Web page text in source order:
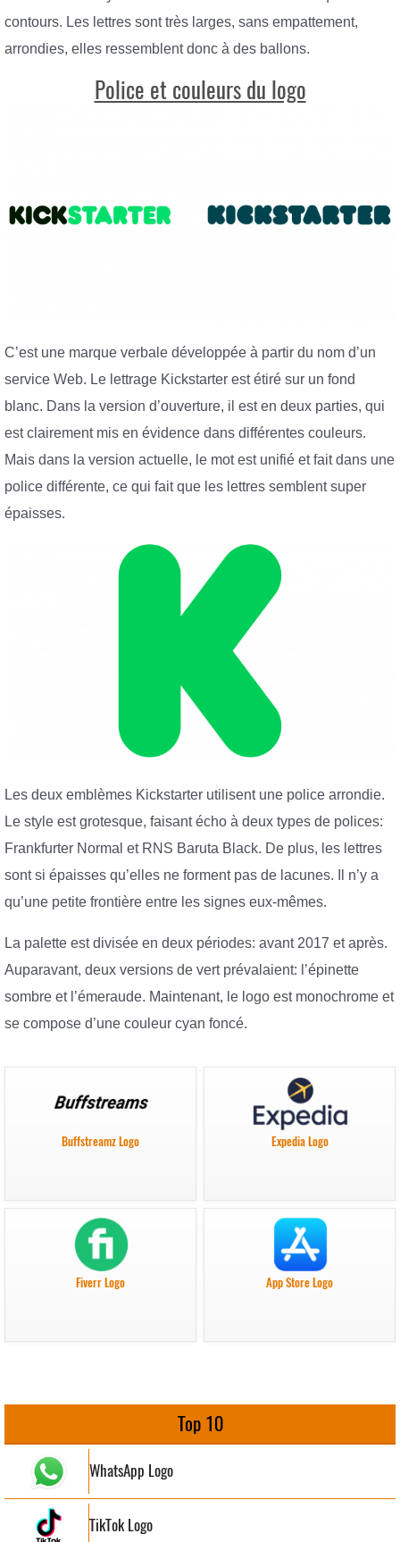
contours. Les lettres sont très larges, sans empattement,
arrondies, elles ressemblent donc à des ballons.
Police et couleurs du logo
C’est une marque verbale développée à partir du nom d’un
service Web. Le lettrage Kickstarter est étiré sur un fond
blanc. Dans la version d’ouverture, il est en deux parties, qui
est clairement mis en évidence dans différentes couleurs.
Mais dans la version actuelle, le mot est unifié et fait dans une
police différente, ce qui fait que les lettres semblent super
épaisses.
Les deux emblèmes Kickstarter utilisent une police arrondie.
Le style est grotesque, faisant écho à deux types de polices:
Frankfurter Normal et RNS Baruta Black. De plus, les lettres
sont si épaisses qu’elles ne forment pas de lacunes. Il n’y a
qu’une petite frontière entre les signes eux-mêmes.
La palette est divisée en deux périodes: avant 2017 et après.
Auparavant, deux versions de vert prévalaient: l’épinette
sombre et l’émeraude. Maintenant, le logo est monochrome et
se compose d’une couleur cyan foncé.
Buffstreamz Logo Expedia Logo
Fiverr Logo App Store Logo
Top 10
WhatsApp Logo
TikTok Logo